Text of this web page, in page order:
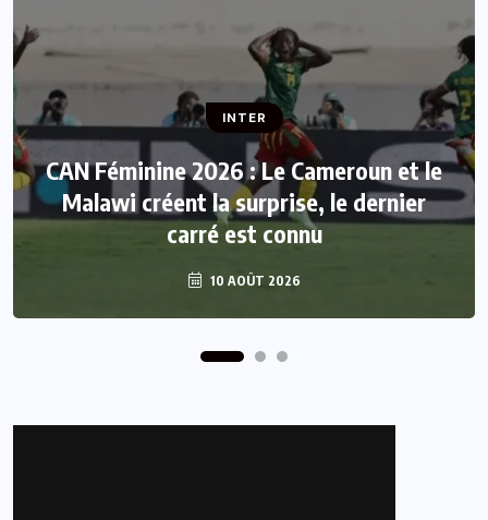
INTER
CAN Féminine 2026 : Le Cameroun et le
Malawi créent la surprise, le dernier
carré est connu
10 AOÛT 2026
INTER
Tour de France Femmes : Kasia
Niewiadoma triomphe au Mont Ventoux
et s’empare du maillot jaune
7 AOÛT 2026